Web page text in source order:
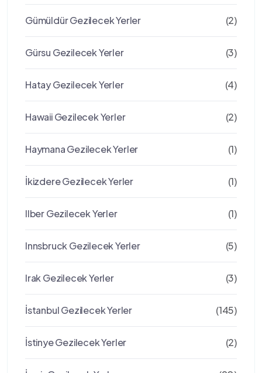
Gümüldür Gezilecek Yerler (2)
Gürsu Gezilecek Yerler (3)
Hatay Gezilecek Yerler (4)
Hawaii Gezilecek Yerler (2)
Haymana Gezilecek Yerler (1)
İkizdere Gezilecek Yerler (1)
Ilber Gezilecek Yerler (1)
Innsbruck Gezilecek Yerler (5)
Irak Gezilecek Yerler (3)
İstanbul Gezilecek Yerler (145)
İstinye Gezilecek Yerler (2)